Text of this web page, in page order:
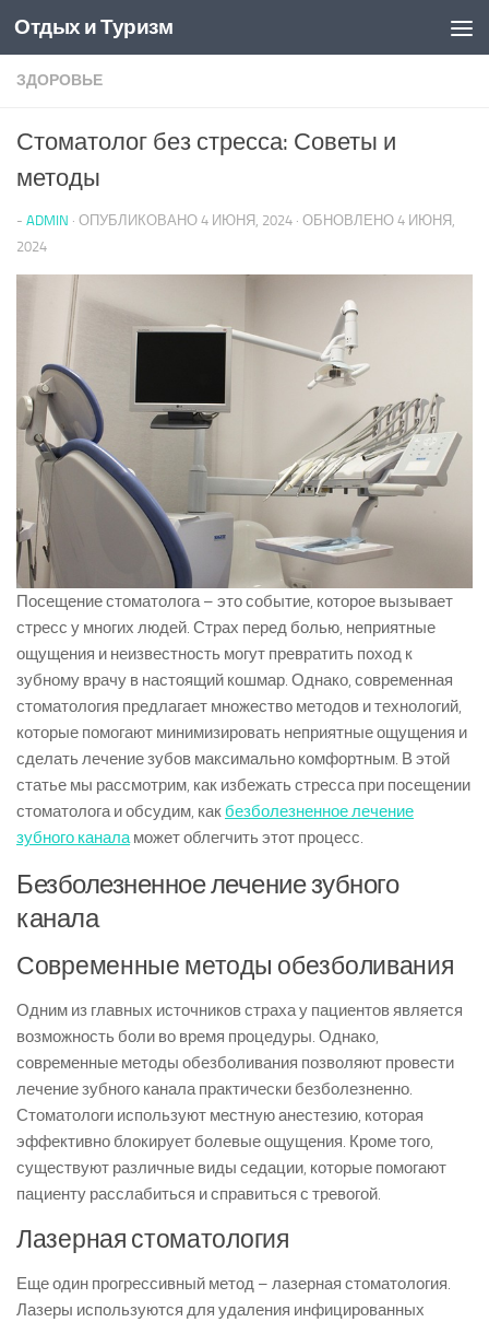
Перейти к содержимому
Отдых и Туризм
ЗДОРОВЬЕ
Стоматолог без стресса: Советы и
методы
- ADMIN · ОПУБЛИКОВАНО 4 ИЮНЯ, 2024 · ОБНОВЛЕНО 4 ИЮНЯ,
2024
Посещение стоматолога – это событие, которое вызывает
стресс у многих людей. Страх перед болью, неприятные
ощущения и неизвестность могут превратить поход к
зубному врачу в настоящий кошмар. Однако, современная
стоматология предлагает множество методов и технологий,
которые помогают минимизировать неприятные ощущения и
сделать лечение зубов максимально комфортным. В этой
статье мы рассмотрим, как избежать стресса при посещении
стоматолога и обсудим, какбезболезненное лечение
зубного каналаможет облегчить этот процесс.
Безболезненное лечение зубного
канала
Современные методы обезболивания
Одним из главных источников страха у пациентов является
возможность боли во время процедуры. Однако,
современные методы обезболивания позволяют провести
лечение зубного канала практически безболезненно.
Стоматологи используют местную анестезию, которая
эффективно блокирует болевые ощущения. Кроме того,
существуют различные виды седации, которые помогают
пациенту расслабиться и справиться с тревогой.
Лазерная стоматология
Еще один прогрессивный метод – лазерная стоматология.
Лазеры используются для удаления инфицированных